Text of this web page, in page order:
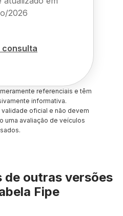
2026
consulta
referenciais e têm
informativa.
oficial e não devem
uma avaliação de veículos
de outras versões
Fipe